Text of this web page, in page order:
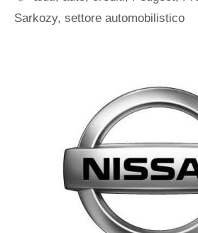
Sarkozy, settore automobilistico